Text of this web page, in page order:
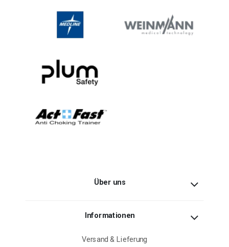
Über uns
Informationen
Versand & Lieferung